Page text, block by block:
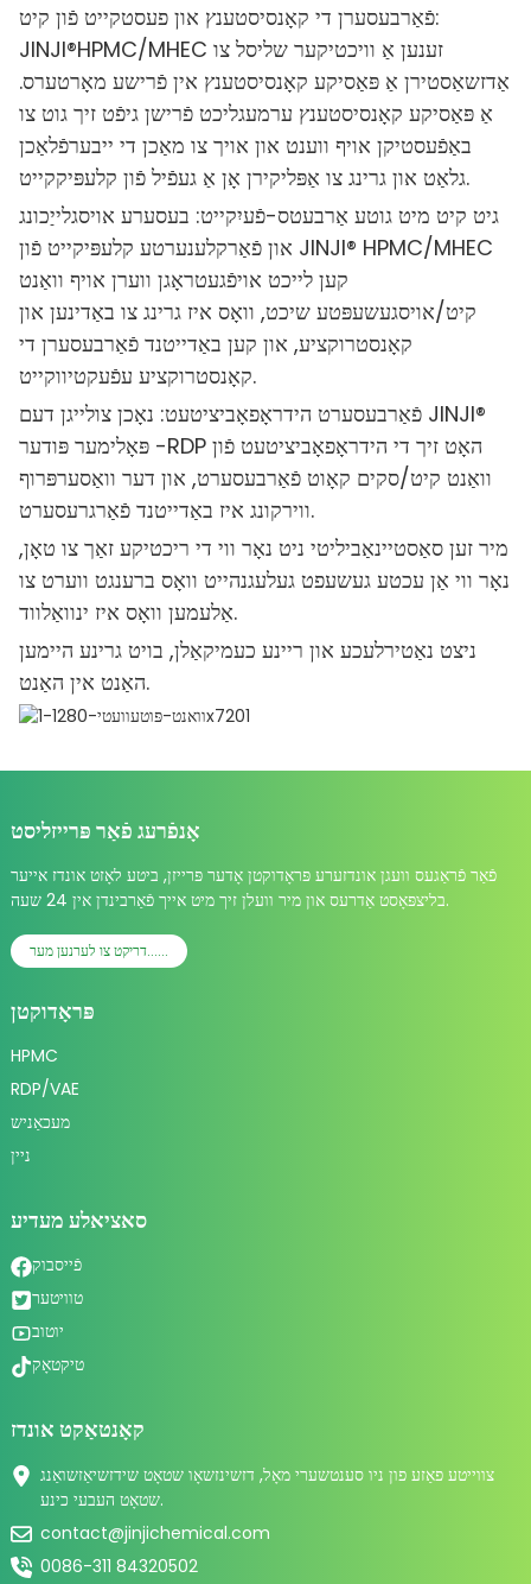
פֿאַרבעסערן די קאָנסיסטענץ און פעסטקייט פֿון קיט:
JINJI®HPMC/MHEC זענען אַ וויכטיקער שליסל צו
אַדזשאַסטירן אַ פּאַסיקע קאָנסיסטענץ אין פֿרישע מאָרטערס.
אַ פּאַסיקע קאָנסיסטענץ ערמעגליכט פֿרישן גיפֿט זיך גוט צו
באַפֿעסטיקן אויף ווענט און אויך צו מאַכן די ייבערפֿלאַכן
גלאַט און גרינג צו אַפּליקירן אָן אַ געפֿיל פֿון קלעפּיקקייט.
גיט קיט מיט גוטע אַרבעטס-פֿעיִקייט: בעסערע אויסגלייַכונג
און פֿאַרקלענערטע קלעפּיקייט פֿון JINJI® HPMC/MHEC
קען לייכט אויפֿגעטראָגן ווערן אויף וואַנט
קיט/אויסגעשעפּטע שיכט, וואָס איז גרינג צו באַדינען און
קאָנסטרוקציע, און קען באַדייטנד פֿאַרבעסערן די
קאָנסטרוקציע עפֿעקטיווקייט.
פֿאַרבעסערט הידראָפאָביציטעט: נאָכן צולייגן דעם JINJI®
פּאָלימער פּודער -RDP האָט זיך די הידראָפאָביציטעט פֿון
וואַנט קיט/סקים קאָוט פֿאַרבעסערט, און דער וואַסערפּרוף
ווירקונג איז באַדייטנד פֿאַרגרעסערט.
מיר זען סאַסטיינאַביליטי ניט נאָר ווי די ריכטיקע זאַך צו טאָן,
נאָר ווי אַן עכטע געשעפט געלעגנהייט וואָס ברענגט ווערט צו
אַלעמען וואָס איז ינוואַלווד.
ניצט נאַטירלעכע און ריינע כעמיקאַלן, בויט גרינע היימען
האַנט אין האַנט.
אָנפֿרעג פֿאַר פּרייזליסט
פֿאַר פֿראַגעס וועגן אונדזערע פּראָדוקטן אָדער פּרייזן, ביטע לאָזט אונדז אייער
בליצפּאָסט אַדרעס און מיר וועלן זיך מיט אייך פֿאַרבינדן אין 24 שעה.
דריקט צו לערנען מער......
פּראָדוקטן
HPMC
RDP/VAE
מעכאַניש
ניין
סאציאלע מעדיע
פֿייסבוק
טוויטער
יוטוב
טיקטאָק
קאָנטאַקט אונדז
צווייטע פאַזע פון ​​ניו סענטשערי מאָל, דזשינזשאָו שטאָט שידזשיאַזשואַנג
שטאָט העבעי כינע.
contact@jinjichemical.com
0086-311 84320502